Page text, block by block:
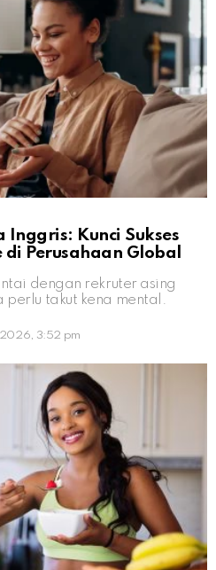
Kunci Sukses
Perusahaan Global
dengan rekruter asing
perlu takut kena mental.
2026, 3:52 pm